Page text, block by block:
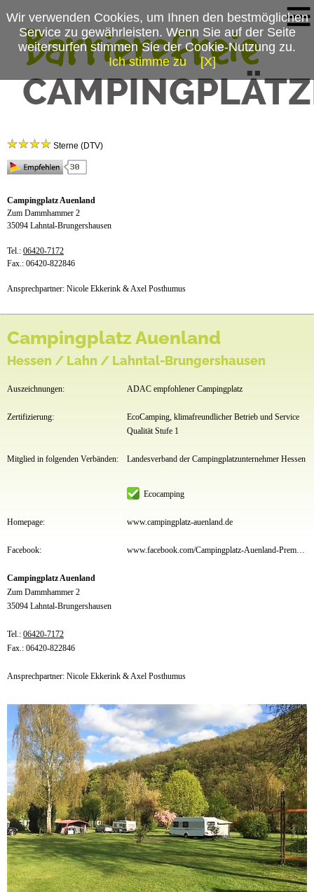
Campingplatzmenü
Anfahrt
News
Sterne (DTV)
Campingplatz Auenland
Zum Dammhammer 2
35094 Lahntal-Brungershausen
Tel.: 06420-7172
Fax.: 06420-822846
Ansprechpartner: Nicole Ekkerink & Axel Posthumus
Campingplatz Auenland
Hessen / Lahn / Lahntal-Brungershausen
Auszeichnungen: ADAC empfohlener Campingplatz
Zertifizierung:
EcoCamping, klimafreundlicher Betrieb und Service
Qualität Stufe 1
Mitglied in folgenden Verbänden: Landesverband der Campingplatzunternehmer Hessen
Ecocamping
Homepage: www.campingplatz-auenland.de
Facebook: www.facebook.com/Campingplatz-Auenland-PremiumCamps-Lahntal-321538294550782/?ref=hl
Campingplatz Auenland
Zum Dammhammer 2
35094 Lahntal-Brungershausen
Tel.: 06420-7172
Fax.: 06420-822846
Ansprechpartner: Nicole Ekkerink & Axel Posthumus
Wir verwenden Cookies, um Ihnen den bestmöglichen
Service zu gewährleisten. Wenn Sie auf der Seite
weitersurfen stimmen Sie der Cookie-Nutzung zu.
Ich stimme zu
[X]